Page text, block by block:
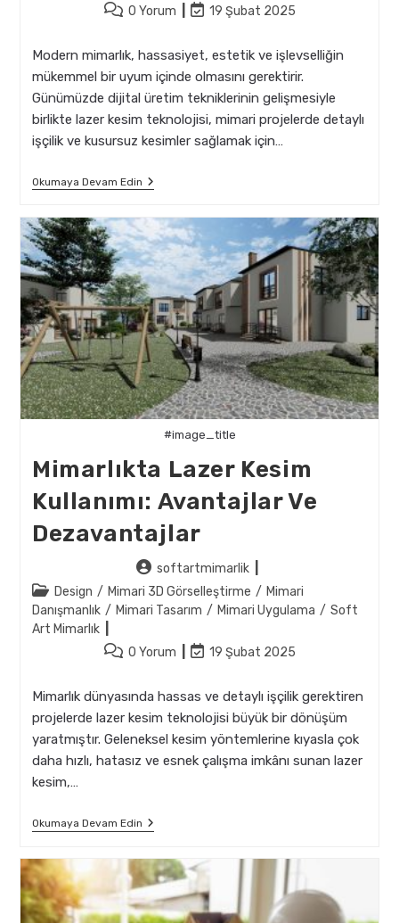
Post0 Yorum
Post
modified:
19 Şubat 2025
Modern mimarlık, hassasiyet, estetik ve işlevselliğin
mükemmel bir uyum içinde olmasını gerektirir.
Günümüzde dijital üretim tekniklerinin gelişmesiyle
birlikte lazer kesim teknolojisi, mimari projelerde detaylı
işçilik ve kusursuz kesimler sağlamak için…
Okumaya Devam EdinMimarlık
Kesim
Ile
Mükemmeliyet
#image_title
Mimarlıkta Lazer Kesim
Kullanımı: Avantajlar Ve
Dezavantajlar
Post
author:
softartmimarlik
Post
category:
Design / Mimari 3D Görselleştirme / Mimari
Danışmanlık / Mimari Tasarım / Mimari Uygulama / Soft
Art Mimarlık
Post0 Yorum
Post
modified:
19 Şubat 2025
Mimarlık dünyasında hassas ve detaylı işçilik gerektiren
projelerde lazer kesim teknolojisi büyük bir dönüşüm
yaratmıştır. Geleneksel kesim yöntemlerine kıyasla çok
daha hızlı, hatasız ve esnek çalışma imkânı sunan lazer
kesim,…
Okumaya Devam EdinMimarlıkta
Lazer
Kullanımı:
Avantajlar
Ve
Dezavantajlar